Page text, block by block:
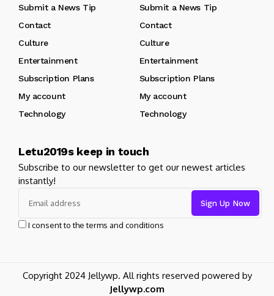
Submit a News Tip
Submit a News Tip
Contact
Contact
Culture
Culture
Entertainment
Entertainment
Subscription Plans
Subscription Plans
My account
My account
Technology
Technology
Letu2019s keep in touch
Subscribe to our newsletter to get our newest articles
instantly!
I consent to the terms and conditions
Copyright 2024 Jellywp. All rights reserved powered by
Jellywp.com